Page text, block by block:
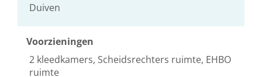
Duiven
Voorzieningen
2 kleedkamers, Scheidsrechters ruimte, EHBO
ruimte